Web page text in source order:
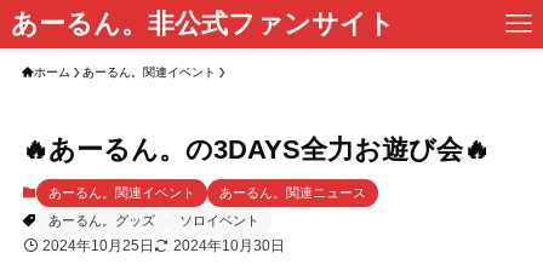
あーるん。非公式ファンサイト
ホーム あーるん。関連イベント
🔥あーるん。の3DAYS全力お遊び会🔥
あーるん。関連イベント
あーるん。関連ニュース
あーるん。グッズ
ソロイベント
2024年10月25日 2024年10月30日